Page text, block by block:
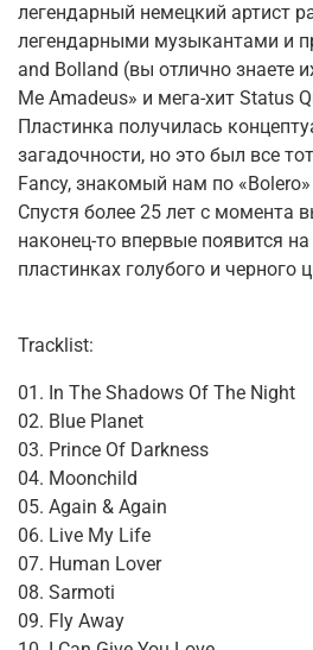
легендарный немецкий артист
легендарными музыкантами и
and Bolland (вы отлично знаете
Me Amadeus» и мега-хит Status
Пластинка получилась
загадочности, но это был все
Fancy, знакомый нам по «Bolero»
Спустя более 25 лет с момента
наконец-то впервые появится
пластинках голубого и черного
Tracklist:
01. In The Shadows Of The Night
02. Blue Planet
03. Prince Of Darkness
04. Moonchild
05. Again & Again
06. Live My Life
07. Human Lover
08. Sarmoti
09. Fly Away